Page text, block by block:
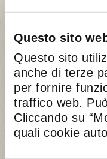
Questo sito
Questo sito
anche di terze
per fornire
traffico web.
Cliccando su
quali cookie
Ovviamente, ogni
ha uno perfetto.
VAI ALL’ARTICOLO